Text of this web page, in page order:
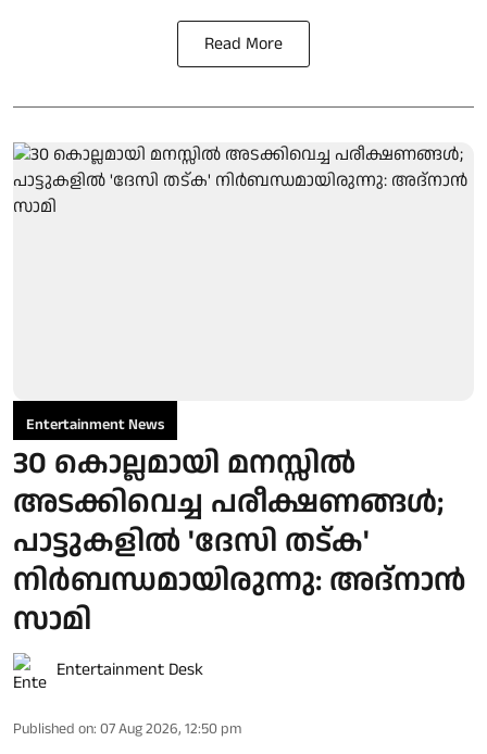
Read More
Entertainment News
30 കൊല്ലമായി മനസ്സിൽ
അടക്കിവെച്ച പരീക്ഷണങ്ങൾ;
പാട്ടുകളിൽ 'ദേസി തട്ക'
നിർബന്ധമായിരുന്നു: അദ്നാൻ
സാമി
Entertainment Desk
Published on: 07 Aug 2026, 12:50 pm